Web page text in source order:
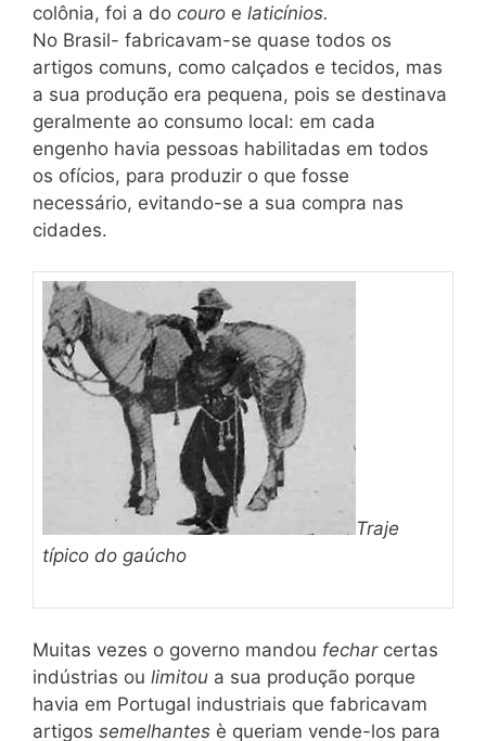
colônia, foi a do couro e laticínios.
No Brasil- fabricavam-se quase todos os
artigos comuns, como calçados e tecidos, mas
a sua produção era pequena, pois se destinava
geralmente ao consumo local: em cada
engenho havia pessoas habilitadas em todos
os ofícios, para produzir o que fosse
necessário, evitando-se a sua compra nas
cidades.
Traje
típico do gaúcho
Muitas vezes o governo mandou fechar certas
indústrias ou limitou a sua produção porque
havia em Portugal industriais que fabricavam
artigos semelhantes è queriam vende-los para